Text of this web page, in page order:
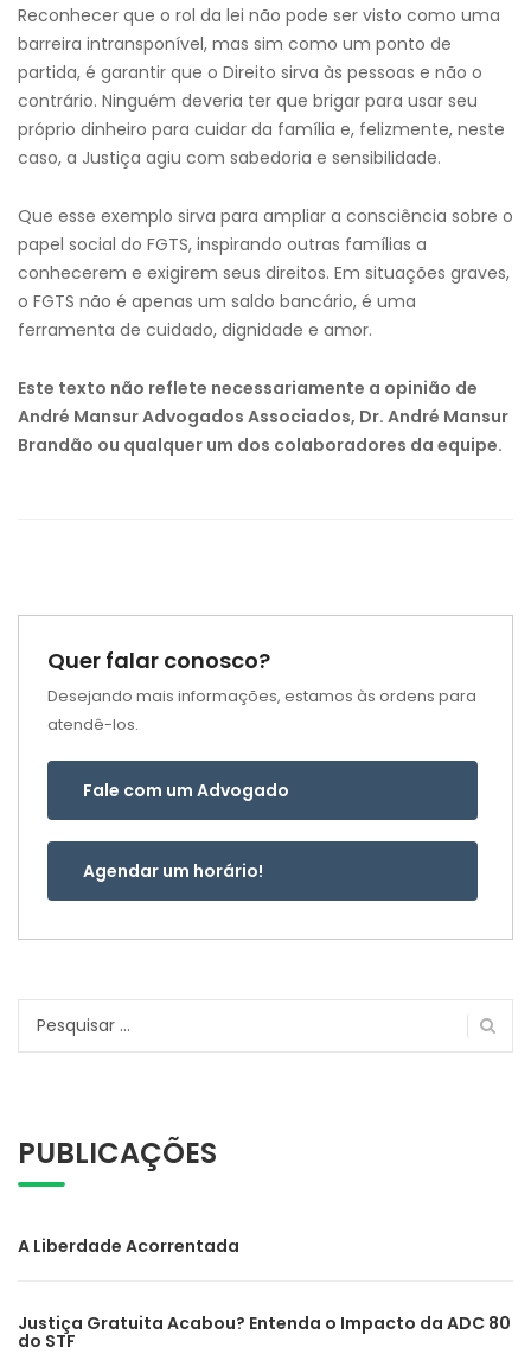
Reconhecer que o rol da lei não pode ser visto como uma
barreira intransponível, mas sim como um ponto de
partida, é garantir que o Direito sirva às pessoas e não o
contrário. Ninguém deveria ter que brigar para usar seu
próprio dinheiro para cuidar da família e, felizmente, neste
caso, a Justiça agiu com sabedoria e sensibilidade.
Que esse exemplo sirva para ampliar a consciência sobre o
papel social do FGTS, inspirando outras famílias a
conhecerem e exigirem seus direitos. Em situações graves,
o FGTS não é apenas um saldo bancário, é uma
ferramenta de cuidado, dignidade e amor.
Este texto não reflete necessariamente a opinião de
André Mansur Advogados Associados, Dr. André Mansur
Brandão ou qualquer um dos colaboradores da equipe.
Quer falar conosco?
Desejando mais informações, estamos às ordens para
atendê-los.
Fale com um Advogado
Agendar um horário!
Pesquisar
PUBLICAÇÕES
A Liberdade Acorrentada
Justiça Gratuita Acabou? Entenda o Impacto da ADC 80
do STF